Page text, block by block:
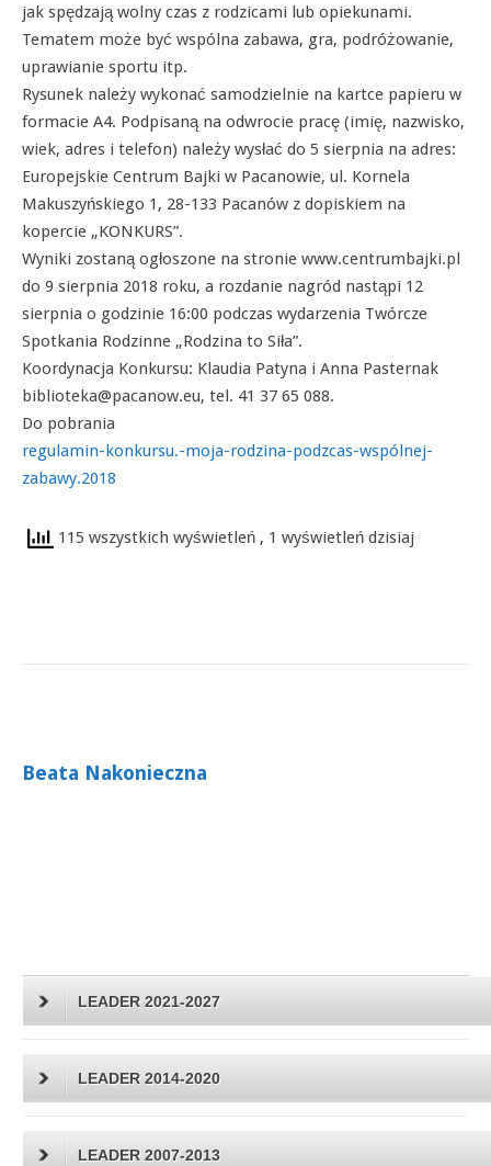
jak spędzają wolny czas z rodzicami lub opiekunami.
Tematem może być wspólna zabawa, gra, podróżowanie,
uprawianie sportu itp.
Rysunek należy wykonać samodzielnie na kartce papieru w
formacie A4. Podpisaną na odwrocie pracę (imię, nazwisko,
wiek, adres i telefon) należy wysłać do 5 sierpnia na adres:
Europejskie Centrum Bajki w Pacanowie, ul. Kornela
Makuszyńskiego 1, 28-133 Pacanów z dopiskiem na
kopercie „KONKURS”.
Wyniki zostaną ogłoszone na stronie www.centrumbajki.pl
do 9 sierpnia 2018 roku, a rozdanie nagród nastąpi 12
sierpnia o godzinie 16:00 podczas wydarzenia Twórcze
Spotkania Rodzinne „Rodzina to Siła”.
Koordynacja Konkursu: Klaudia Patyna i Anna Pasternak
biblioteka@pacanow.eu, tel. 41 37 65 088.
Do pobrania
regulamin-konkursu.-moja-rodzina-podzcas-wspólnej-
zabawy.2018
115 wszystkich wyświetleń , 1 wyświetleń dzisiaj
Beata Nakonieczna
LEADER 2021-2027
LEADER 2014-2020
LEADER 2007-2013